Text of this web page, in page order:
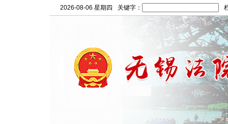
2026-08-06 星期四 关键字：